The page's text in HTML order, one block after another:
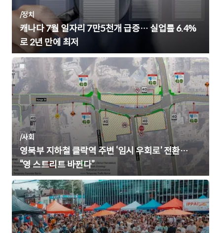
/정치
캐나다 7월 일자리 7만5천개 급증… 실업률 6.4%
로 2년 만에 최저
/사회
영북부 지하철 클락역 주변 ‘임시 우회로’ 전환…
“영 스트리트 바뀐다”